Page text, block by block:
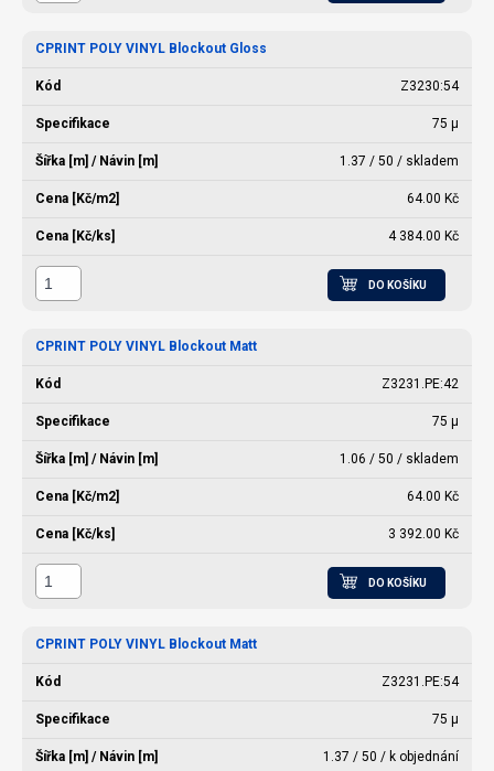
CPRINT POLY VINYL Blockout Gloss
Z3230:54
75 µ
1.37 / 50 / skladem
64.00 Kč
4 384.00 Kč
DO KOŠÍKU
CPRINT POLY VINYL Blockout Matt
Z3231.PE:42
75 µ
1.06 / 50 / skladem
64.00 Kč
3 392.00 Kč
DO KOŠÍKU
CPRINT POLY VINYL Blockout Matt
Z3231.PE:54
75 µ
1.37 / 50 / k objednání